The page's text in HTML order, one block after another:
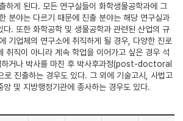
하게 된다. 모든 연구실들이 화학생물공학과에 그
분야는 다르기 때문에 진출 분야는 해당 연구실과
다. 또한 화학공학 및 생물공학과 관련된 산업의 규
기업체의 연구소에 취직하게 될 경우, 다양한 진로
취직이 아니라 계속 학업을 이어가고 싶은 경우 석
하거나 박사를 마친 후 박사후과정(post-doctoral
진출하는 경우도 있다. 그 외에 기술고시, 사법고
및 지방행정기관에 종사하는 경우도 있다.